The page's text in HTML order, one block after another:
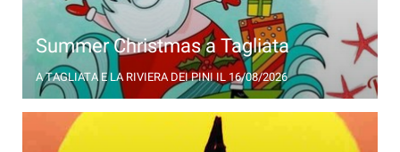
Summer Christmas a Tagliata
La magia del Natale sbarca a Tagliata di Cervia in
agosto
A TAGLIATA E LA RIVIERA DEI PINIIL 16/08/2026